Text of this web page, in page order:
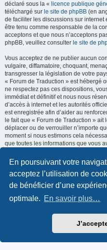
En poursuivant votre
acceptez l’utilisation de
de bénéficier d’une
optimale. En savoir plus…
déclaré sous la « licence publique
téléchargé sur le site de phpBB (en
de faciliter les discussions sur
être tenu comme responsable de la
acceptons et que nous n’acceptons
phpBB, veuillez consulter le site de
Vous acceptez de ne publier aucun
vulgaire, diffamatoire, choquant,
transgresser la législation de votre
« Forum de Traduction » est hébergé
ne respectez pas ces dispositions,
immédiat et définitif et nous nous
d’accès à internet et les autorités
est enregistrée afin d’aider au
le fait que « Forum de Traduction »
déplacer ou de verrouiller n’importe
moment si nous estimons cela
que toutes les informations que vous
dans notre base de données. Bien
diffusées à une tierce partie sans
Traduction », ni phpBB, ne pourront
tentative de piratage informatique
Accueil du forum
Développé parphpBB®
Traduction française